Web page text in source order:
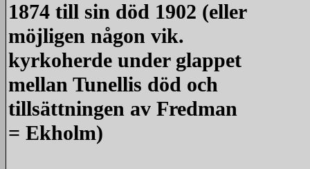
1874 till sin död 1902 (eller
möjligen någon vik.
kyrkoherde under glappet
mellan Tunellis död och
tillsättningen av Fredman
= Ekholm)